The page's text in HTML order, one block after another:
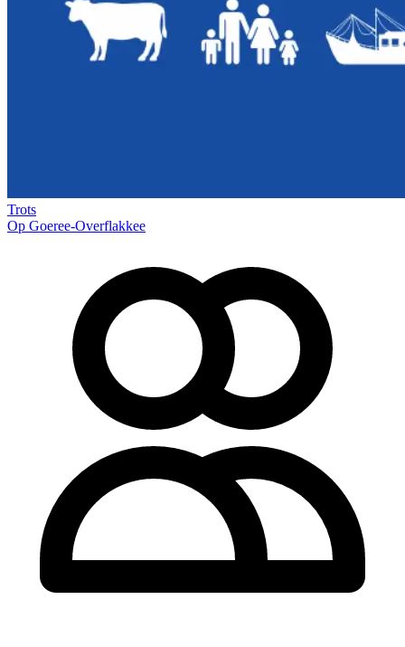
Trots
Op Goeree-Overflakkee